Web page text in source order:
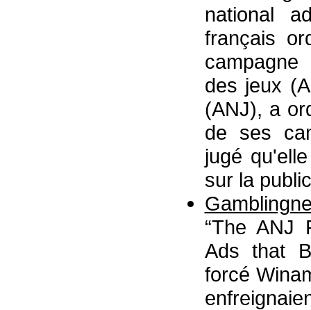
national
français
des jeux
(ANJ), a
de ses
jugé
sur la
“The ANJ
Ads that
forcé